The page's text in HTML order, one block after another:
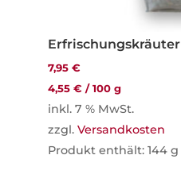
Erfrischungskräuter
7,95 €
4,55 €/100 g
inkl. 7 % MwSt.
zzgl. Versandkosten
Produkt enthält: 144 g